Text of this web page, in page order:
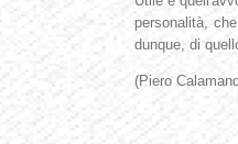
personalità,
dunque, di
(Piero